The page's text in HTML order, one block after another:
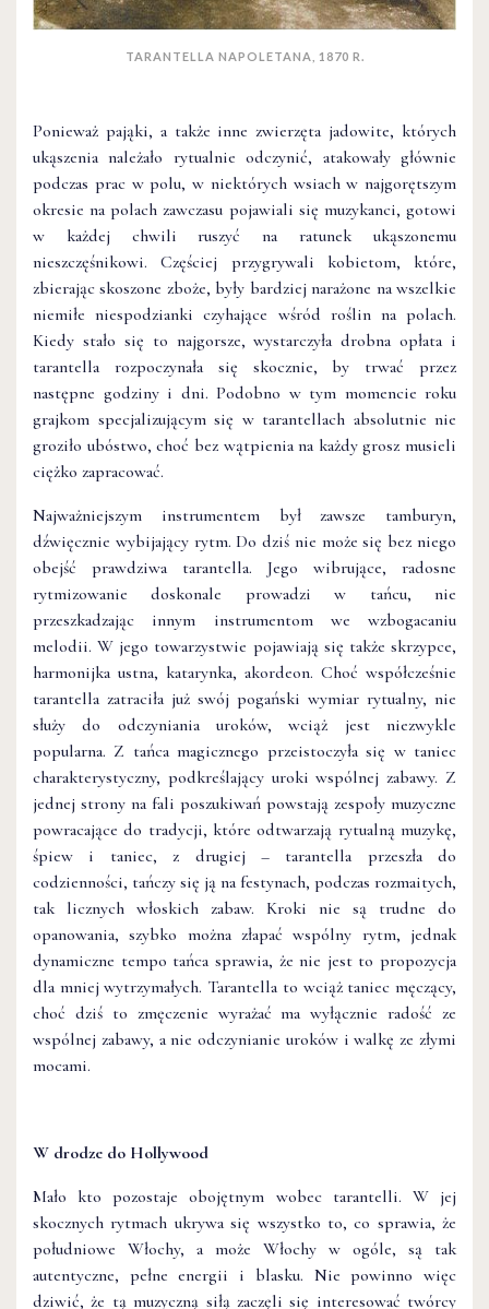
TARANTELLA NAPOLETANA, 1870 R.
Ponieważ pająki, a także inne zwierzęta jadowite, których
ukąszenia należało rytualnie odczynić, atakowały głównie
podczas prac w polu, w niektórych wsiach w najgorętszym
okresie na polach zawczasu pojawiali się muzykanci, gotowi
w każdej chwili ruszyć na ratunek ukąszonemu
nieszczęśnikowi. Częściej przygrywali kobietom, które,
zbierając skoszone zboże, były bardziej narażone na wszelkie
niemiłe niespodzianki czyhające wśród roślin na polach.
Kiedy stało się to najgorsze, wystarczyła drobna opłata i
tarantella rozpoczynała się skocznie, by trwać przez
następne godziny i dni. Podobno w tym momencie roku
grajkom specjalizującym się w tarantellach absolutnie nie
groziło ubóstwo, choć bez wątpienia na każdy grosz musieli
ciężko zapracować.
Najważniejszym instrumentem był zawsze tamburyn,
dźwięcznie wybijający rytm. Do dziś nie może się bez niego
obejść prawdziwa tarantella. Jego wibrujące, radosne
rytmizowanie doskonale prowadzi w tańcu, nie
przeszkadzając innym instrumentom we wzbogacaniu
melodii. W jego towarzystwie pojawiają się także skrzypce,
harmonijka ustna, katarynka, akordeon. Choć współcześnie
tarantella zatraciła już swój pogański wymiar rytualny, nie
służy do odczyniania uroków, wciąż jest niezwykle
popularna. Z tańca magicznego przeistoczyła się w taniec
charakterystyczny, podkreślający uroki wspólnej zabawy. Z
jednej strony na fali poszukiwań powstają zespoły muzyczne
powracające do tradycji, które odtwarzają rytualną muzykę,
śpiew i taniec, z drugiej – tarantella przeszła do
codzienności, tańczy się ją na festynach, podczas rozmaitych,
tak licznych włoskich zabaw. Kroki nie są trudne do
opanowania, szybko można złapać wspólny rytm, jednak
dynamiczne tempo tańca sprawia, że nie jest to propozycja
dla mniej wytrzymałych. Tarantella to wciąż taniec męczący,
choć dziś to zmęczenie wyrażać ma wyłącznie radość ze
wspólnej zabawy, a nie odczynianie uroków i walkę ze złymi
mocami.
W drodze do Hollywood
Mało kto pozostaje obojętnym wobec tarantelli. W jej
skocznych rytmach ukrywa się wszystko to, co sprawia, że
południowe Włochy, a może Włochy w ogóle, są tak
autentyczne, pełne energii i blasku. Nie powinno więc
dziwić, że tą muzyczną siłą zaczęli się interesować twórcy